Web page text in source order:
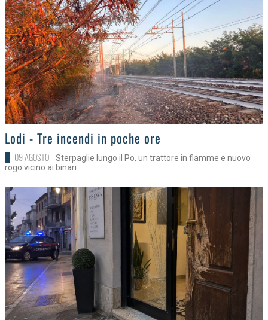
>Lodi - Tre incendi in poche ore
09 AGOSTO
Sterpaglie lungo il Po, un trattore in fiamme e nuovo
rogo vicino ai binari